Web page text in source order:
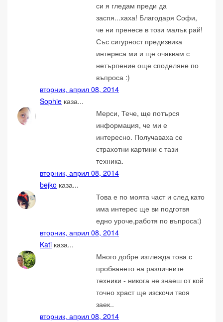
си я гледам преди да
заспя...хаха! Благодаря Софи,
че ни пренесе в този малък рай!
Със сигурност предизвика
интереса ми и ще очаквам с
нетърпение още споделяне по
въпроса :)
вторник, април 08, 2014
Sophie каза...
Мерси, Тече, ще потърся
информация, че ми е
интересно. Получаваха се
страхотни картини с тази
техника.
вторник, април 08, 2014
bejko каза...
Това е по моята част и след като
има интерес ще ви подготвя
едно уроче,работя по въпроса:)
вторник, април 08, 2014
Kati каза...
Много добре изглежда това с
пробването на различните
техники - никога не знаеш от кой
точно храст ще изскочи твоя
заек..
вторник, април 08, 2014